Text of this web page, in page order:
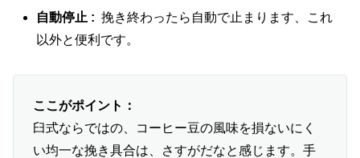
自動停止 : 挽き終わったら自動で止まります、これ
以外と便利です。
ここがポイント：
臼式ならではの、コーヒー豆の風味を損ないにく
い均一な挽き具合は、さすがだなと感じます。手